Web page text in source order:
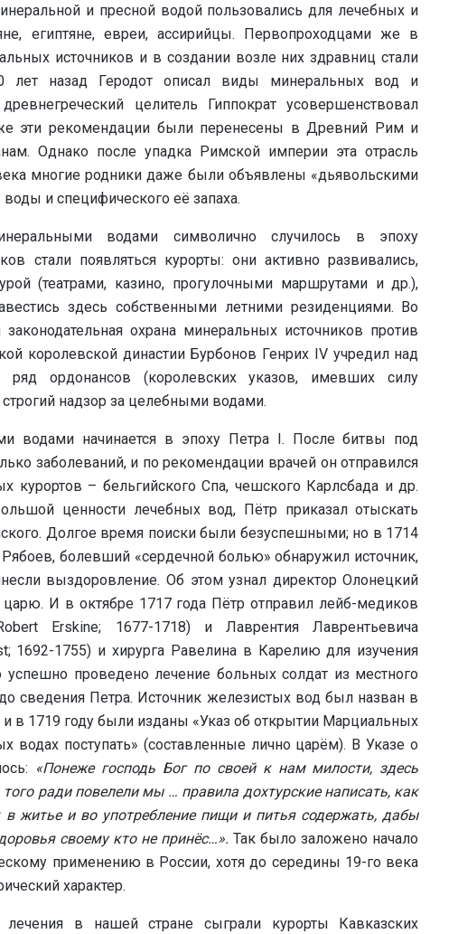
и пресной водой пользовались для лечебных и
египтяне, евреи, ассирийцы. Первопроходцами же в
источников и в создании возле них здравниц стали
лет назад Геродот описал виды минеральных вод и
целитель Гиппократ усовершенствовал
эти рекомендации были перенесены в Древний Рим и
Однако после упадка Римской империи эта отрасль
многие родники даже были объявлены «дьявольскими
и специфического её запаха.
водами символично случилось в эпоху
стали появляться курорты: они активно развивались,
(театрами, казино, прогулочными маршрутами и др.),
здесь собственными летними резиденциями. Во
охрана минеральных источников против
королевской династии Бурбонов Генрих IV учредил над
ордонансов (королевских указов, имевших силу
надзор за целебными водами.
водами начинается в эпоху Петра I. После битвы под
заболеваний, и по рекомендации врачей он отправился
курортов – бельгийского Спа, чешского Карлсбада и др.
ценности лечебных вод, Пётр приказал отыскать
Долгое время поиски были безуспешными; но в 1714
болевший «сердечной болью» обнаружил источник,
выздоровление. Об этом узнал директор Олонецкий
И в октябре 1717 года Пётр отправил лейб-медиков
Erskine; 1677-1718) и Лаврентия Лаврентьевича
1692-1755) и хирурга Равелина в Карелию для изучения
проведено лечение больных солдат из местного
сведения Петра. Источник железистых вод был назван в
в 1719 году были изданы «Указ об открытии Марциальных
водах поступать» (составленные лично царём). В Указе о
«Понеже господь Бог по своей к нам милости, здесь
ради повелели мы … правила дохтурские написать, как
житье и во употребление пищи и питья содержать, дабы
своему кто не принёс…». Так было заложено начало
применению в России, хотя до середины 19-го века
характер.
в нашей стране сыграли курорты Кавказских